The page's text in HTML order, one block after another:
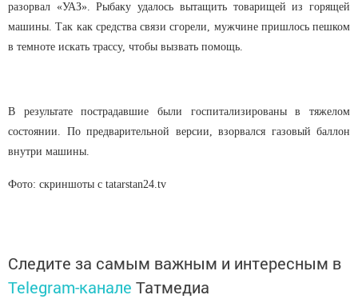
разорвал «УАЗ». Рыбаку удалось вытащить товарищей из горящей
машины. Так как средства связи сгорели, мужчине пришлось пешком
в темноте искать трассу, чтобы вызвать помощь.
В результате пострадавшие были госпитализированы в тяжелом
состоянии. По предварительной версии, взорвался газовый баллон
внутри машины.
Фото: скриншоты с tatarstan24.tv
Следите за самым важным и интересным в
Telegram-канале Татмедиа